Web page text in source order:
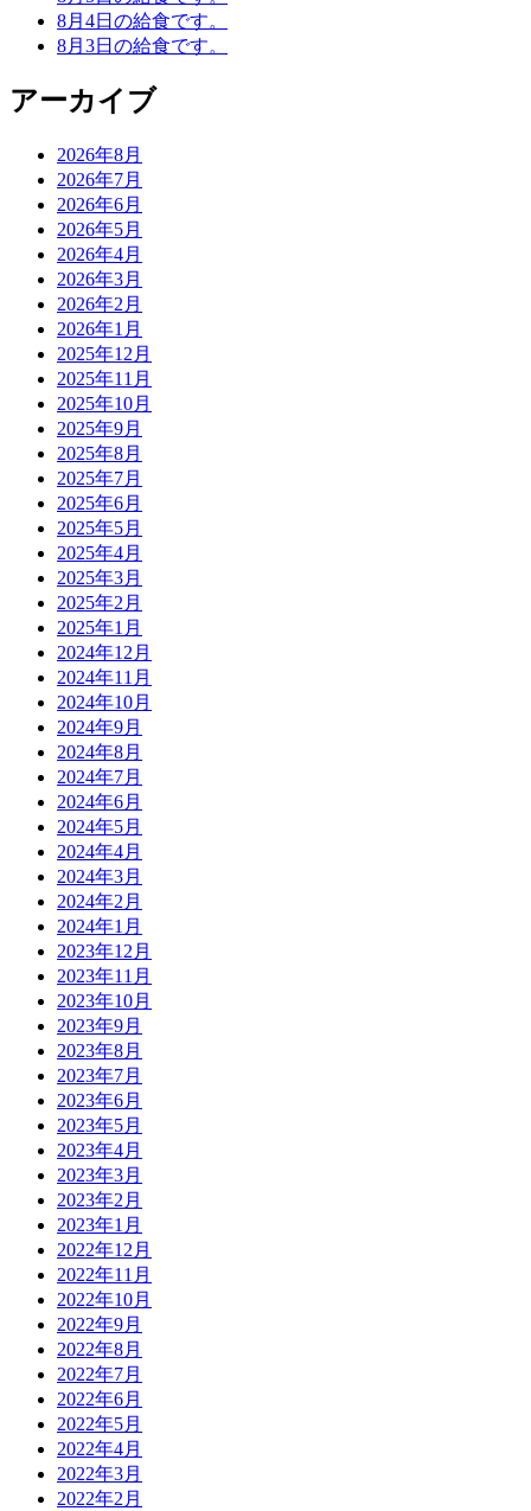
8月4日の給食です。
8月3日の給食です。
アーカイブ
2026年8月
2026年7月
2026年6月
2026年5月
2026年4月
2026年3月
2026年2月
2026年1月
2025年12月
2025年11月
2025年10月
2025年9月
2025年8月
2025年7月
2025年6月
2025年5月
2025年4月
2025年3月
2025年2月
2025年1月
2024年12月
2024年11月
2024年10月
2024年9月
2024年8月
2024年7月
2024年6月
2024年5月
2024年4月
2024年3月
2024年2月
2024年1月
2023年12月
2023年11月
2023年10月
2023年9月
2023年8月
2023年7月
2023年6月
2023年5月
2023年4月
2023年3月
2023年2月
2023年1月
2022年12月
2022年11月
2022年10月
2022年9月
2022年8月
2022年7月
2022年6月
2022年5月
2022年4月
2022年3月
2022年2月